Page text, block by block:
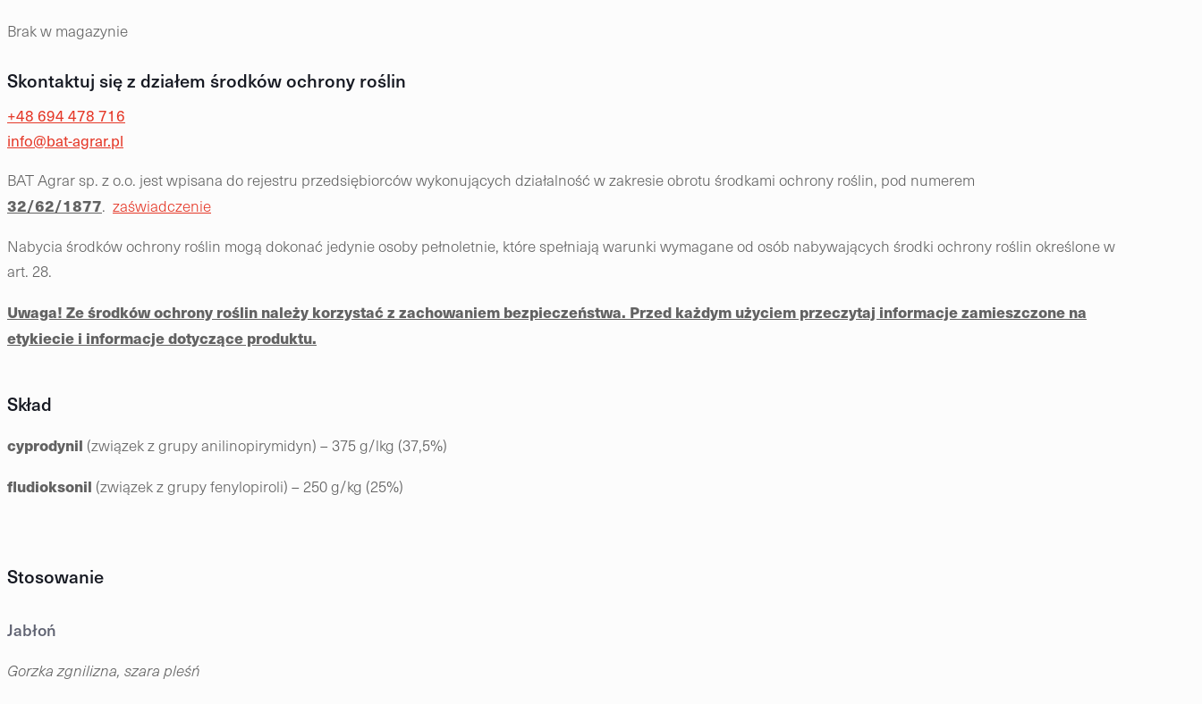
Brak w magazynie
Skontaktuj się z działem środków ochrony roślin
+48 694 478 716
info@bat-agrar.pl
BAT Agrar sp. z o.o. jest wpisana do rejestru przedsiębiorców wykonujących działalność w zakresie obrotu środkami ochrony roślin, pod numerem
32/62/1877. zaświadczenie
Nabycia środków ochrony roślin mogą dokonać jedynie osoby pełnoletnie, które spełniają warunki wymagane od osób nabywających środki ochrony roślin określone w
art. 28.
Uwaga! Ze środków ochrony roślin należy korzystać z zachowaniem bezpieczeństwa. Przed każdym użyciem przeczytaj informacje zamieszczone na
etykiecie i informacje dotyczące produktu.
Skład
cyprodynil (związek z grupy anilinopirymidyn) – 375 g/lkg (37,5%)
fludioksonil (związek z grupy fenylopiroli) – 250 g/kg (25%)
Stosowanie
Jabłoń
Gorzka zgnilizna, szara pleśń